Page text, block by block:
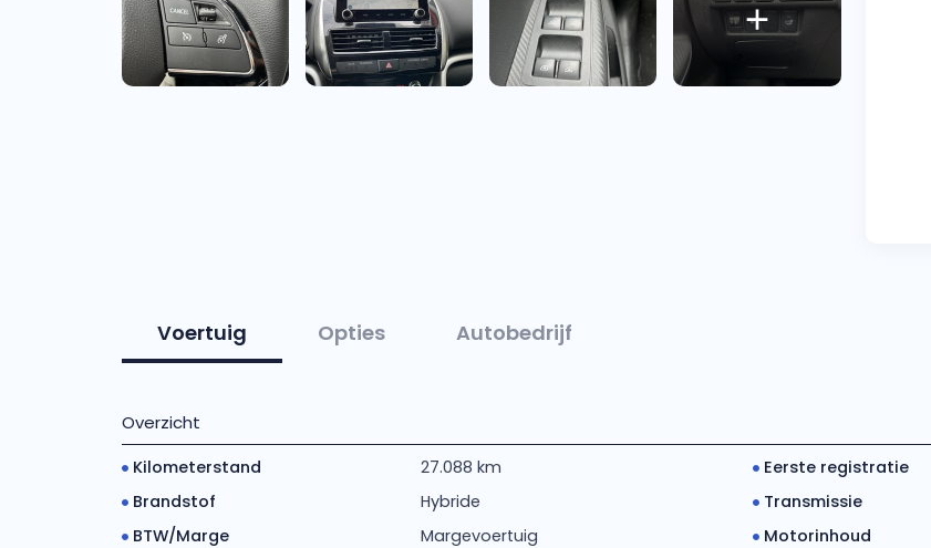
Voertuig Opties Autobedrijf
Overzicht
Kilometerstand 27.088 km Eerste registratie
Brandstof
Hybride Transmissie
BTW/Marge
Margevoertuig Motorinhoud